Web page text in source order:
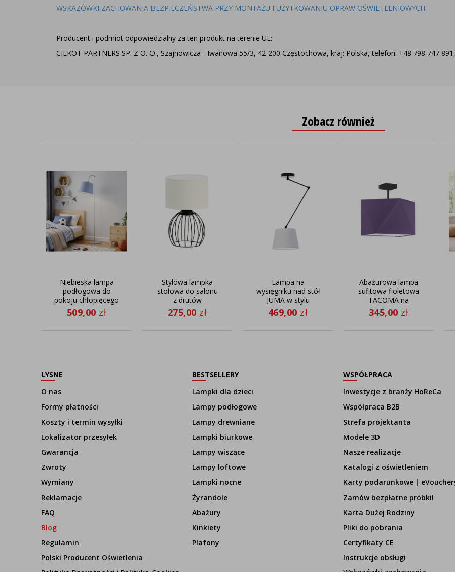
WSKAZÓWKI ZACHOWANIA BEZPIECZEŃSTWA PRZY MONTAŻU I UŻYTKOWANIU OPRAW OŚWIETLENIOWYCH
Producent i podmiot odpowiedzialny za ten produkt na terenie UE:
CIEKOT PARTNERS SP. Z O. O., Szajnowicza - Iwanowa 55/3, 42-200 Częstochowa, kraj: Polska, telefon: +48 798 747
Zobacz również
Niebieska lampa
podłogowa do
pokoju chłopięcego
TALLIN
509,00 zł
Stylowa lampka
stołowa do salonu
z drutów
NASHVILLE
275,00 zł
Lampa na
wysięgniku nad stół
JUMA w stylu
skandynawskim
469,00 zł
Abażurowa lampa
sufitowa fioletowa
TACOMA na
ozdobnej nóżce
345,00 zł
LYSNE
O nas
Formy płatności
Koszty i termin wysyłki
Lokalizator przesyłek
Gwarancja
Zwroty
Wymiany
Reklamacje
FAQ
Blog
Regulamin
Polski Producent Oświetlenia
BESTSELLERY
Lampki dla dzieci
Lampy podłogowe
Lampy drewniane
Lampki biurkowe
Lampy wiszące
Lampy loftowe
Lampki nocne
Żyrandole
Abażury
Kinkiety
Plafony
WSPÓŁPRACA
Inwestycje z branży HoReCa
Współpraca B2B
Strefa projektanta
Modele 3D
Nasze realizacje
Katalogi z oświetleniem
Karty podarunkowe |
Zamów bezpłatne próbki!
Karta Dużej Rodziny
Pliki do pobrania
Certyfikaty CE
Instrukcje obsługi